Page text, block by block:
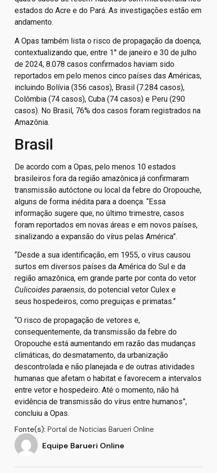
estados do Acre e do Pará. As investigações estão em
andamento.
A Opas também lista o risco de propagação da doença,
contextualizando que, entre 1° de janeiro e 30 de julho
de 2024, 8.078 casos confirmados haviam sido
reportados em pelo menos cinco países das Américas,
incluindo Bolívia (356 casos), Brasil (7.284 casos),
Colômbia (74 casos), Cuba (74 casos) e Peru (290
casos). No Brasil, 76% dos casos foram registrados na
Amazônia.
Brasil
De acordo com a Opas, pelo menos 10 estados
brasileiros fora da região amazônica já confirmaram
transmissão autóctone ou local da febre do Oropouche,
alguns de forma inédita para a doença. “Essa
informação sugere que, no último trimestre, casos
foram reportados em novas áreas e em novos países,
sinalizando a expansão do vírus pelas América”.
“Desde a sua identificação, em 1955, o vírus causou
surtos em diversos países da América do Sul e da
região amazônica, em grande parte por conta do vetor
Culicoides paraensis, do potencial vetor Culex e
seus hospedeiros, como preguiças e primatas.”
“O risco de propagação de vetores e,
consequentemente, da transmissão da febre do
Oropouche está aumentando em razão das mudanças
climáticas, do desmatamento, da urbanização
descontrolada e não planejada e de outras atividades
humanas que afetam o habitat e favorecem a intervalos
entre vetor e hospedeiro. Até o momento, não há
evidência de transmissão do vírus entre humanos”,
concluiu a Opas.
Fonte(s): Portal de Noticias Barueri Online
Equipe Barueri Online